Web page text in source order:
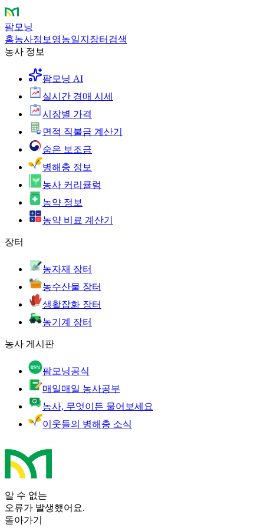
팜모닝
홈농사정보 영농일지 장터 검색
농사 정보
팜모닝 AI
실시간 경매 시세
시장별 가격
면적 직불금 계산기
숨은 보조금
병해충 정보
농사 커리큘럼
농약 정보
농약 비료 계산기
장터
농자재 장터
농수산물 장터
생활잡화 장터
농기계 장터
농사 게시판
팜모닝공식
매일매일 농사공부
농사, 무엇이든 물어보세요
이웃들의 병해충 소식
알 수 없는
오류가 발생했어요.
돌아가기